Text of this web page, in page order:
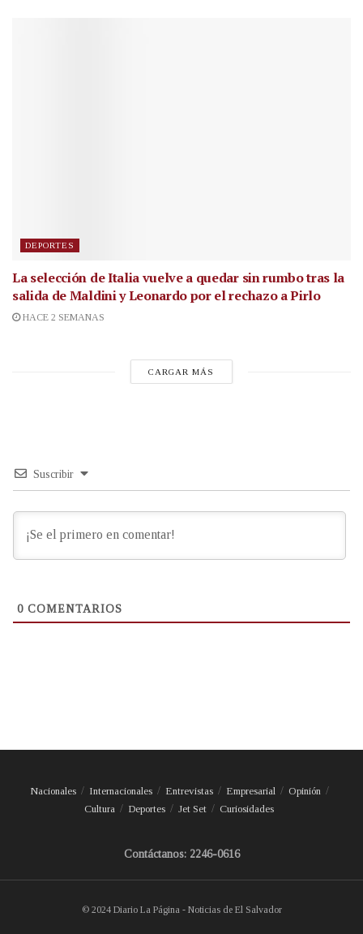
DEPORTES
La selección de Italia vuelve a quedar sin rumbo tras la
salida de Maldini y Leonardo por el rechazo a Pirlo
HACE 2 SEMANAS
CARGAR MÁS
Suscribir
0 COMENTARIOS
Nacionales Internacionales Entrevistas Empresarial
Opinión
Cultura
Deportes Jet Set Curiosidades
Contáctanos: 2246-0616
© 2024 Diario La Página - Noticias de El Salvador